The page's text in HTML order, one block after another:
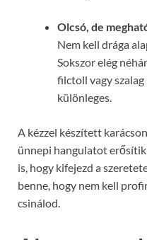
Olcsó, de
Nem kell drága
Sokszor elég
filctoll vagy
különleges.
A kézzel készített
ünnepi hangulatot
is, hogy kifejezd a
benne, hogy nem kell
csinálod.